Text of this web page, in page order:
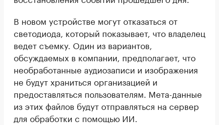
В новом устройстве могут отказаться от
светодиода, который показывает, что владелец
ведет съемку. Один из вариантов,
обсуждаемых в компании, предполагает, что
необработанные аудиозаписи и изображения
не будут храниться организацией и
предоставляться пользователям. Мета-данные
из этих файлов будут отправляться на сервер
для обработки с помощью ИИ.